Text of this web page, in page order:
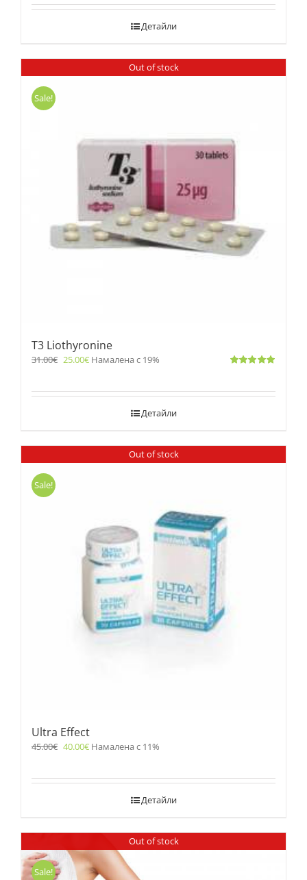
Детайли
Out of stock
Sale!
T3 Liothyronine
31.00€ 25.00€ Намалена с 19%
Детайли
Out of stock
Sale!
Ultra Effect
45.00€ 40.00€ Намалена с 11%
Детайли
Out of stock
Sale!